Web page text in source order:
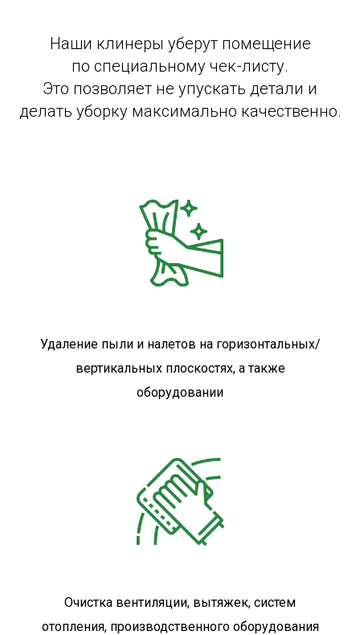
Наши клинеры уберут помещение
по специальному чек-листу.
Это позволяет не упускать детали и
делать уборку максимально качественно.
Удаление пыли и налетов на горизонтальных/
вертикальных плоскостях, а также
оборудовании
Очистка вентиляции, вытяжек, систем
отопления, производственного оборудования